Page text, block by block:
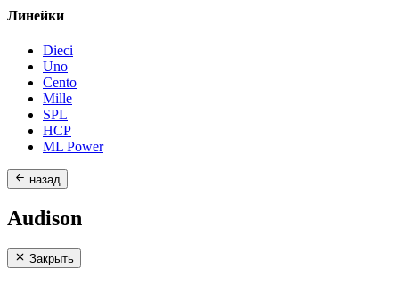
Линейки
Dieci
Uno
Cento
Mille
SPL
HCP
ML Power
назад
Audison
Закрыть